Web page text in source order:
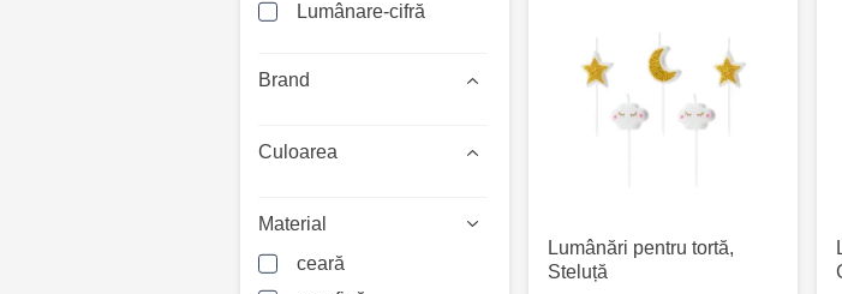
Lumânare-cifră
Brand
Culoarea
Material
ceară
Lumânări pentru tortă,
Steluță